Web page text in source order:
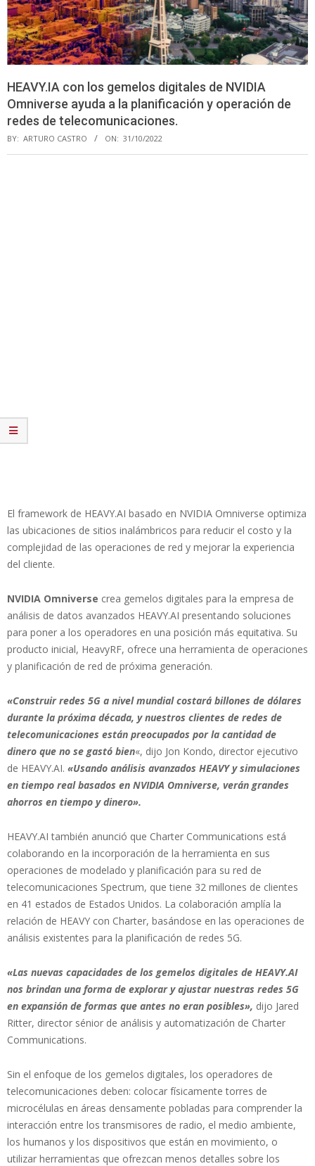
HEAVY.IA con los gemelos digitales de NVIDIA
Omniverse ayuda a la planificación y operación de
redes de telecomunicaciones.
BY: ARTURO CASTRO ON: 31/10/2022
El framework de HEAVY.AI basado en NVIDIA Omniverse optimiza
las ubicaciones de sitios inalámbricos para reducir el costo y la
complejidad de las operaciones de red y mejorar la experiencia
del cliente.
NVIDIA Omniverse crea gemelos digitales para la empresa de
análisis de datos avanzados HEAVY.AI presentando soluciones
para poner a los operadores en una posición más equitativa. Su
producto inicial, HeavyRF, ofrece una herramienta de operaciones
y planificación de red de próxima generación.
«Construir redes 5G a nivel mundial costará billones de dólares
durante la próxima década, y nuestros clientes de redes de
telecomunicaciones están preocupados por la cantidad de
dinero que no se gastó bien«, dijo Jon Kondo, director ejecutivo
de HEAVY.AI. «Usando análisis avanzados HEAVY y simulaciones
en tiempo real basados en NVIDIA Omniverse, verán grandes
ahorros en tiempo y dinero».
HEAVY.AI también anunció que Charter Communications está
colaborando en la incorporación de la herramienta en sus
operaciones de modelado y planificación para su red de
telecomunicaciones Spectrum, que tiene 32 millones de clientes
en 41 estados de Estados Unidos. La colaboración amplía la
relación de HEAVY con Charter, basándose en las operaciones de
análisis existentes para la planificación de redes 5G.
«Las nuevas capacidades de los gemelos digitales de HEAVY.AI
nos brindan una forma de explorar y ajustar nuestras redes 5G
en expansión de formas que antes no eran posibles», dijo Jared
Ritter, director sénior de análisis y automatización de Charter
Communications.
Sin el enfoque de los gemelos digitales, los operadores de
telecomunicaciones deben: colocar físicamente torres de
microcélulas en áreas densamente pobladas para comprender la
interacción entre los transmisores de radio, el medio ambiente,
los humanos y los dispositivos que están en movimiento, o
utilizar herramientas que ofrezcan menos detalles sobre los